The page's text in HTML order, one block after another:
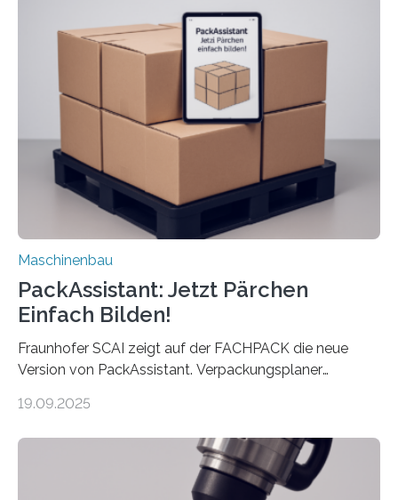
Die zugrunde liegende Methodik lässt sich auf alle
anderen Maschinen übertragen. Eine Falzmaschine
umzurüsten ist ein Job für echte Profis. Eine solche
Maschine faltet in Druckereien Broschüren, Prospekte,
Landkarten und vieles mehr – mehrere Zehntausend
Exemplare pro Stunde. Je nach Maschinentyp und
Auftrag kann das Umrüsten…
Maschinenbau
PackAssistant: Jetzt Pärchen
Einfach Bilden!
Fraunhofer SCAI zeigt auf der FACHPACK die neue
Version von PackAssistant. Verpackungsplaner
Automobil, Maschinenbau und in der Zulieferindustrie.
Teile als eine Einheit verpacken. Die Anordnung kann
der Benutzer vorgeben und erhält so mehr Kontrolle
19.09.2025